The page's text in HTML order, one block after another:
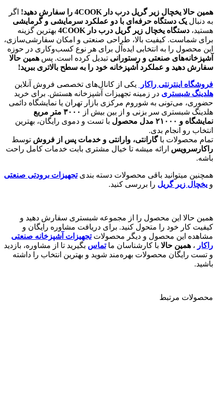
همین حالا یخچال زیر گریل درب دار 4COOK را سفارش دهید ! اگر
به دنبال یک دستگاه حرفه‌ای با دو عملکرد سرمایشی و گرمایشی
هستید، دستگاه یخچال زیر گریل درب دار 4COOK
بهترین گزینه
برای شماست. کیفیت بالا، طراحی صنعتی و امکان سفارشی‌سازی،
این محصول را به انتخابی ایده‌آل برای هر نوع کسب‌وکاری در حوزه
آشپزخانه‌های صنعتی و رستورانی تبدیل کرده است. پس همین حالا
سفارش دهید و عملکرد آشپزخانه خود را به سطح بالاتری ببرید!
فروشگاه اینترنتی راکار
یکی از کانال‌های تخصصی فروش آنلاین
هلدینگ شبستری در زمینه تجهیزات آشپزخانه هستش. برای خرید
حضوری، می‌تونی به شوروم مرکزی بازار تهران یا نمایشگاه دائمی
هلدینگ شبستری سر بزنی و از بین بیش از
۳۰۰۰ متر مربع
نمایشگاه و ۲۱۰۰۰ مدل محصول با تست و دموی رایگان، بهترین
انتخاب رو انجام بدی.
تمام محصولات باگارانتی، وارانتی و خدمات پس از فروش توسط
راکارسرویس ارائه میشه تا خیال مشتری بابت خدمات کامل راحت
باشه.
همچنین میتوانید باقی محصولات دسته بندیتجهیزات برودتی صنعتی
و یخچال زیر گریل را بررسی کنید.
همین حالا این محصول را از مجموعه شبستری سفارش دهید و
کیفیت کار خود را متحول کنید. برای دریافت مشاوره رایگان و
مشاهده این محصول و دیگر محصولاتتجهیزات آشپزخانه صنعتی
راکار ، همین حالا با کارشناسان ماتماس بگیرید تا از مشاوره، بازدید
و تست رایگان محصولات بهره‌مند شوید و بهترین انتخاب را داشته
باشید.
محصولات مرتبط